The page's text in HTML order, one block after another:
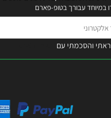
במיוחד עבורך בטופ-פארם
והסכמתי עם